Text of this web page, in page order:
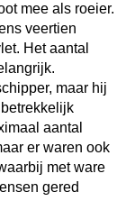
mee als roeier.
veertien
Het aantal
maar hij
aantal
er waren ook
met ware
gered